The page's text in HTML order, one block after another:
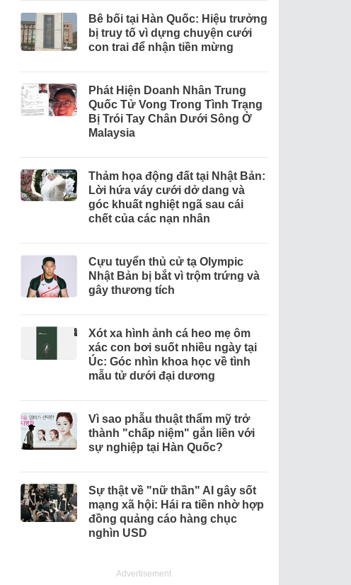
Bê bối tại Hàn Quốc: Hiệu trưởng
bị truy tố vì dựng chuyện cưới
con trai để nhận tiền mừng
Phát Hiện Doanh Nhân Trung
Quốc Tử Vong Trong Tình Trạng
Bị Trói Tay Chân Dưới Sông Ở
Malaysia
Thảm họa động đất tại Nhật Bản:
Lời hứa váy cưới dở dang và
góc khuất nghiệt ngã sau cái
chết của các nạn nhân
Cựu tuyển thủ cử tạ Olympic
Nhật Bản bị bắt vì trộm trứng và
gây thương tích
Xót xa hình ảnh cá heo mẹ ôm
xác con bơi suốt nhiều ngày tại
Úc: Góc nhìn khoa học về tình
mẫu tử dưới đại dương
Vì sao phẫu thuật thẩm mỹ trở
thành "chấp niệm" gắn liền với
sự nghiệp tại Hàn Quốc?
Sự thật về "nữ thần" AI gây sốt
mạng xã hội: Hái ra tiền nhờ hợp
đồng quảng cáo hàng chục
nghìn USD
Advertisement